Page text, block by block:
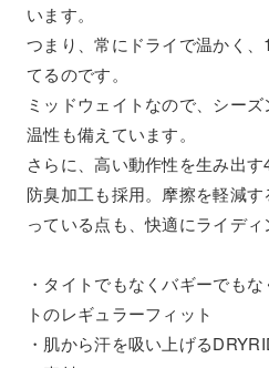
います。
つまり、常にドライで温かく
てるのです。
ミッドウェイトなので、シー
温性も備えています。
さらに、高い動作性を生み出
防臭加工も採用。摩擦を軽減
っている点も、快適にライディ
・タイトでもなくバギーでも
トのレギュラーフィット
・肌から汗を吸い上げる